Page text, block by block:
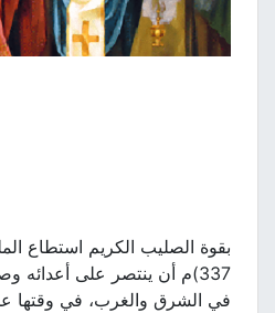
337)م أن ينتصر على أعدائه
في الشرق والغرب، في وقتها